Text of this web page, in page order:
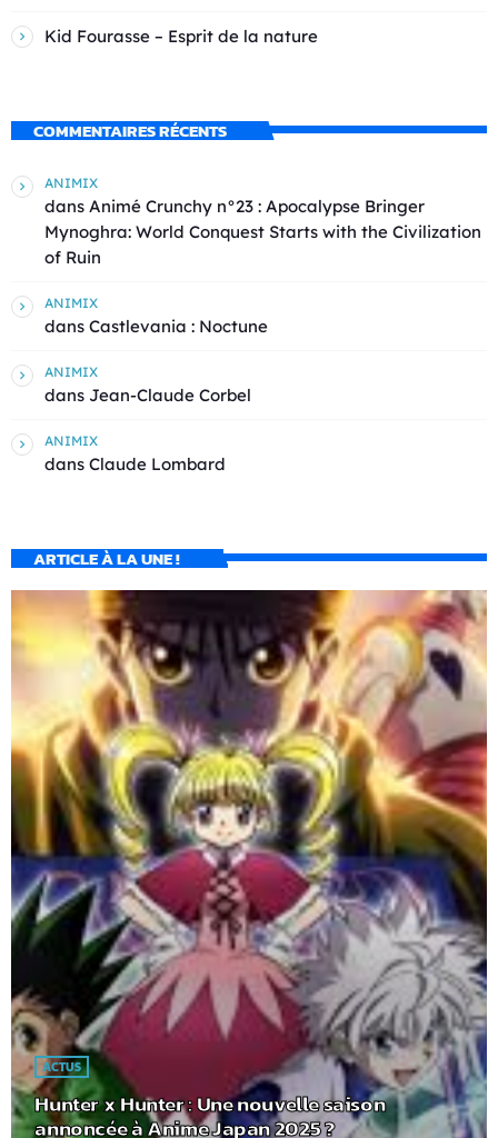
Kid Fourasse – Esprit de la nature
COMMENTAIRES RÉCENTS
ANIMIX
dans Animé Crunchy n°23 : Apocalypse Bringer
Mynoghra: World Conquest Starts with the Civilization
of Ruin
ANIMIX
dans Castlevania : Noctune
ANIMIX
dans Jean-Claude Corbel
ANIMIX
dans Claude Lombard
ARTICLE À LA UNE !
ACTUS
Hunter x Hunter : Une nouvelle saison
annoncée à Anime Japan 2025 ?